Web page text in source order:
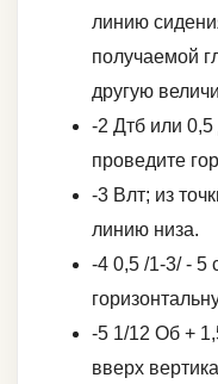
линию
получаемой
другую
-2 Дтб или 0,5
проведите
-3 Влт; из
линию низа.
-4 0,5 /1-3/ - 5
-5 1/12 Об +
вверх